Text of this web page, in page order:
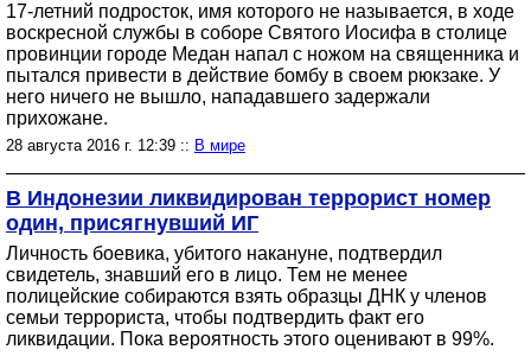
17-летний подросток, имя которого не называется, в ходе
воскресной службы в соборе Святого Иосифа в столице
провинции городе Медан напал с ножом на священника и
пытался привести в действие бомбу в своем рюкзаке. У
него ничего не вышло, нападавшего задержали
прихожане.
28 августа 2016 г. 12:39 :: В мире
В Индонезии ликвидирован террорист номер
один, присягнувший ИГ
Личность боевика, убитого накануне, подтвердил
свидетель, знавший его в лицо. Тем не менее
полицейские собираются взять образцы ДНК у членов
семьи террориста, чтобы подтвердить факт его
ликвидации. Пока вероятность этого оценивают в 99%.